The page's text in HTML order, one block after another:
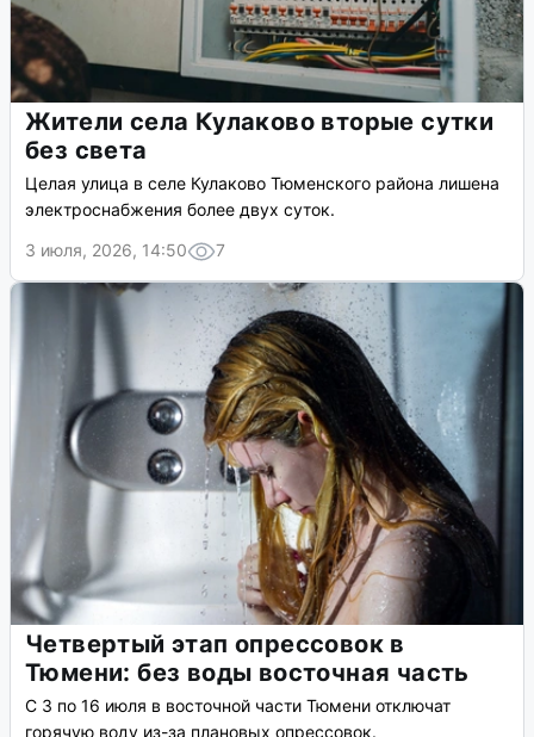
Жители села Кулаково вторые сутки
без света
Целая улица в селе Кулаково Тюменского района лишена
электроснабжения более двух суток.
3 июля, 2026, 14:50
7
Четвертый этап опрессовок в
Тюмени: без воды восточная часть
С 3 по 16 июля в восточной части Тюмени отключат
горячую воду из-за плановых опрессовок.